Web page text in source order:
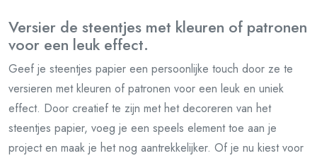
Versier de steentjes met kleuren of patronen
voor een leuk effect.
Geef je steentjes papier een persoonlijke touch door ze te
versieren met kleuren of patronen voor een leuk en uniek
effect. Door creatief te zijn met het decoreren van het
steentjes papier, voeg je een speels element toe aan je
project en maak je het nog aantrekkelijker. Of je nu kiest voor